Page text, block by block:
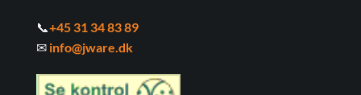
📞+45 31 34 83 89
✉ info@jware.dk